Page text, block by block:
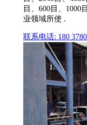
目、600目、1000
业领域所使 .
联系电话: 180 3780